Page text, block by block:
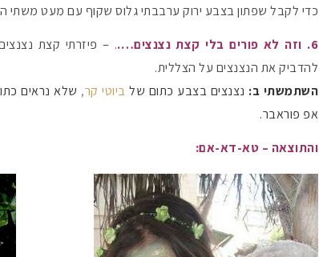
כדי לקבל שפתון בצבע ירוק ערבבתי גלוס שקוף עם מעט משתי
6. וזה לא פורים בלי קצת נצנצים….
. – פיזרתי קצת
להדביק את הנצנצים על הצללית.
השתמשתי ב: נצנצים בצבע כתום של ביוטי קר, שלא נראים
אפ פוראבר.
והתוצאה – טא-דא-אם: